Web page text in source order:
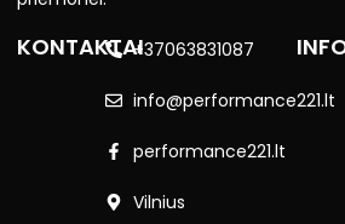
KONTAKTAI+37063831087
info@performance221.lt
performance221.lt
Vilnius